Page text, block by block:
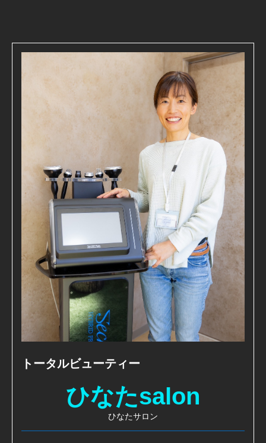
トータルビューティー
ひなたsalon
ひなたサロン